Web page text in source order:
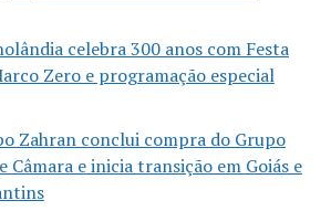
celebra 300 anos com Festa
Zero e programação especial
Zahran conclui compra do Grupo
Câmara e inicia transição em Goiás e